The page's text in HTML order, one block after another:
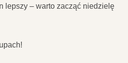
lepszy – warto zacząć niedzielę